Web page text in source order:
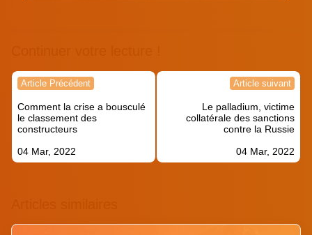
Navigation
l’article
Article Précédent
Comment la crise a bousculé
le classement des
constructeurs
04 Mar, 2022
Article suivant
Le palladium, victime
collatérale des sanctions
contre la Russie
04 Mar, 2022